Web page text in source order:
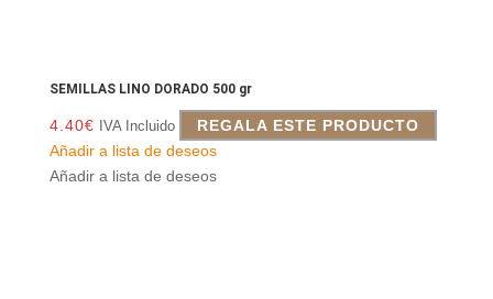
SEMILLAS LINO DORADO 500 gr
4.40€ IVA Incluido
REGALA ESTE PRODUCTO
Añadir a lista de deseos
Añadir a lista de deseos